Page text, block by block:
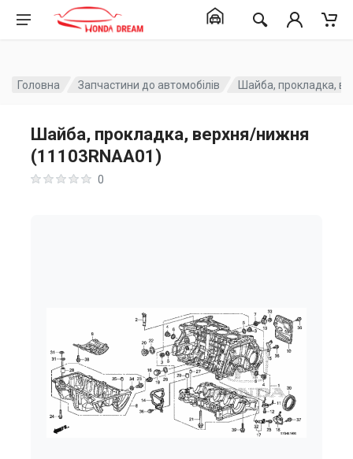
Головна Запчастини до автомобілів Шайба, прокладка,
Шайба, прокладка, верхня/нижня
(11103RNAA01)
0